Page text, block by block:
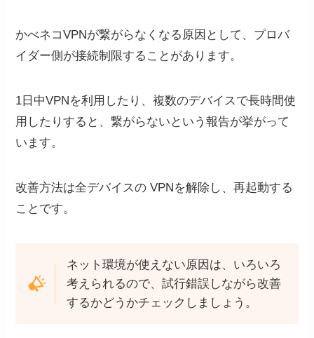
かべネコVPNが繋がらなくなる原因として、プロバ
イダー側が接続制限することがあります。
1日中VPNを利用したり、複数のデバイスで長時間使
用したりすると、繋がらないという報告が挙がって
います。
改善方法は全デバイスの VPNを解除し、再起動する
ことです。
ネット環境が使えない原因は、いろいろ
考えられるので、試行錯誤しながら改善
するかどうかチェックしましょう。